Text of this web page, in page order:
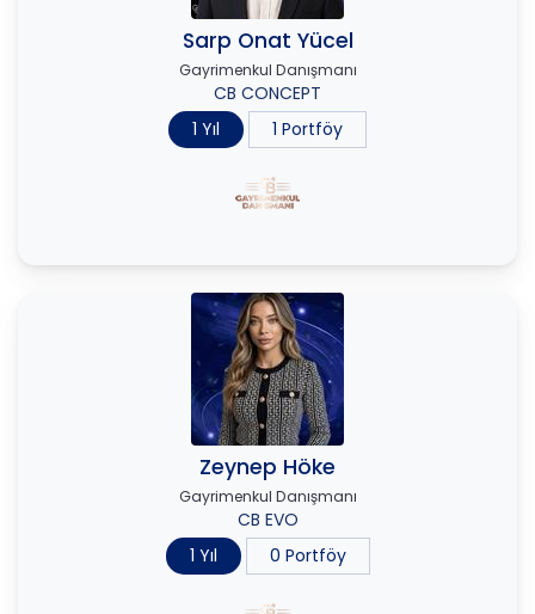
Sarp Onat Yücel
Gayrimenkul Danışmanı
CB CONCEPT
1 Yıl
1 Portföy
Zeynep Höke
Gayrimenkul Danışmanı
CB EVO
1 Yıl
0 Portföy